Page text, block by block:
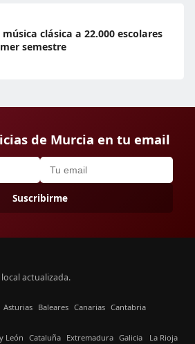
música clásica a 22.000 escolares
semestre
de Murcia en tu email
Suscribirme
actualizada.
Asturias Baleares Canarias Cantabria
León Cataluña Extremadura Galicia La Rioja